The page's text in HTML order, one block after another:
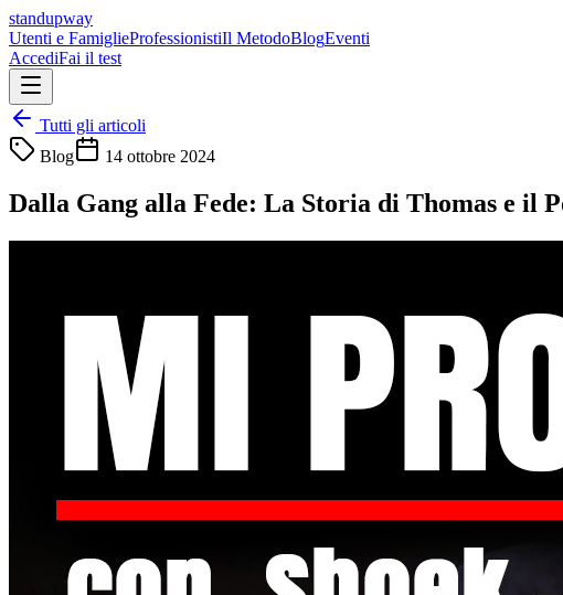
standupway
Utenti e FamiglieProfessionistiIl MetodoBlogEventi
AccediFai il test
Tutti gli articoli
Blog
14 ottobre 2024
Dalla Gang alla Fede: La Storia di Thomas e il